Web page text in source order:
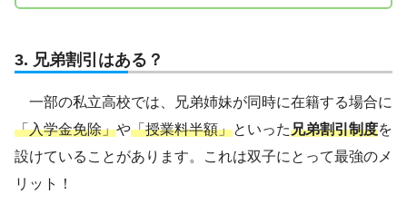
3. 兄弟割引はある？
一部の私立高校では、兄弟姉妹が同時に在籍する場合に
「入学金免除」や「授業料半額」といった兄弟割引制度を
設けていることがあります。これは双子にとって最強のメ
リット！